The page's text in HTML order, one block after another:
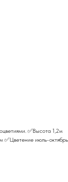
✅Высота 1,2м
✅Цветение июль-октябрь